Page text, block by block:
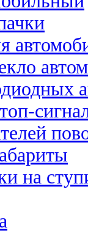
на